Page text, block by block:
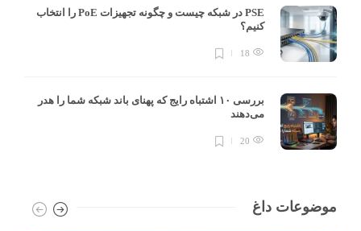
PSE در شبکه چیست و چگونه تجهیزات PoE را انتخاب
کنیم؟
18
بررسی ۱۰ اشتباه رایج که پهنای باند شبکه شما را هدر
می‌دهند
20
موضوعات داغ